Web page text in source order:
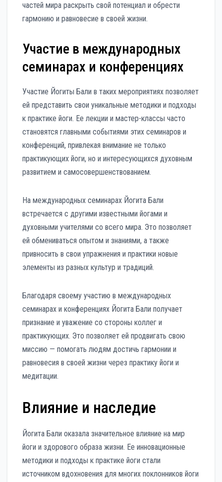
частей мира раскрыть свой потенциал и обрести
гармонию и равновесие в своей жизни.
Участие в международных
семинарах и конференциях
Участие Йогиты Бали в таких мероприятиях позволяет
ей представить свои уникальные методики и подходы
к практике йоги. Ее лекции и мастер-классы часто
становятся главными событиями этих семинаров и
конференций, привлекая внимание не только
практикующих йоги, но и интересующихся духовным
развитием и самосовершенствованием.
На международных семинарах Йогита Бали
встречается с другими известными йогами и
духовными учителями со всего мира. Это позволяет
ей обмениваться опытом и знаниями, а также
привносить в свои упражнения и практики новые
элементы из разных культур и традиций.
Благодаря своему участию в международных
семинарах и конференциях Йогита Бали получает
признание и уважение со стороны коллег и
практикующих. Это позволяет ей продвигать свою
миссию — помогать людям достичь гармонии и
равновесия в своей жизни через практику йоги и
медитации.
Влияние и наследие
Йогита Бали оказала значительное влияние на мир
йоги и здорового образа жизни. Ее инновационные
методики и подходы к практике йоги стали
источником вдохновения для многих поклонников йоги